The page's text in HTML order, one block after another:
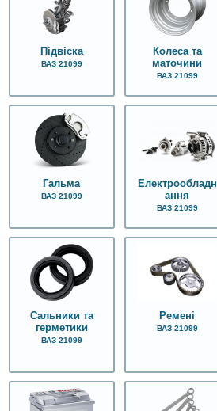
Підвіска
ВАЗ 21099
Колеса та
маточини
ВАЗ 21099
Гальма
ВАЗ 21099
Електрообладн
ання
ВАЗ 21099
Сальники та
герметики
ВАЗ 21099
Ремені
ВАЗ 21099